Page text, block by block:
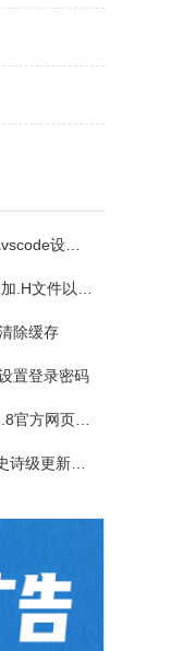
通过软件可以建设网站，顶级域名2级域名全都一键生成。
置外部编辑器
添加.H文件的方法
除缓存
置登录密码
方网页版入口
储管理，深度融合AI应用